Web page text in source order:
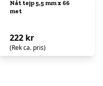
Nåt tejp 5,5 mm x 66
met
222 kr
(Rek ca. pris)